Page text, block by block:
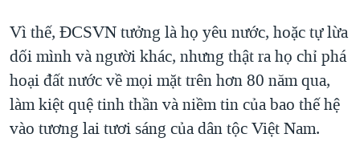
Vì thế, ĐCSVN tưởng là họ yêu nước, hoặc tự lừa
dối mình và người khác, nhưng thật ra họ chỉ phá
hoại đất nước về mọi mặt trên hơn 80 năm qua,
làm kiệt quệ tinh thần và niềm tin của bao thế hệ
vào tương lai tươi sáng của dân tộc Việt Nam.